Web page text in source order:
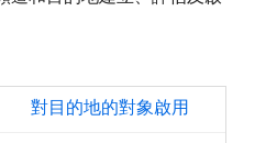
對目的地的對象啟用